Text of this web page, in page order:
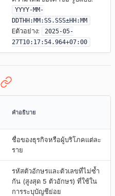
YYYY-MM-
DDTHH:MM:SS.SSS±HH:MM
Eตัวอย่าง:
2025-05-
27T10:17:54.964+07:00
คำอธิบาย
ชื่อของธุรกิจหรือผู้บริโภคแต่ละ
ราย
รหัสตัวอักษรและตัวเลขที่ไม่ซ้ำ
กัน (สูงสุด 5 ตัวอักษร) ที่ใช้ใน
การระบุบัญชีย่อย